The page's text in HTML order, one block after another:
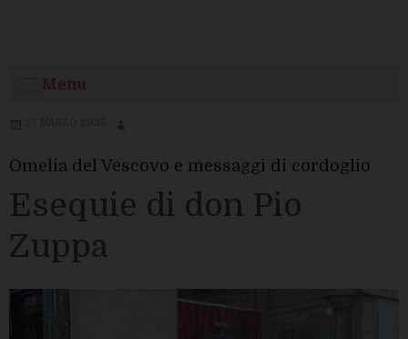
Menu
Omelia del Vescovo e messaggi di cordoglio
Esequie di don Pio
Zuppa